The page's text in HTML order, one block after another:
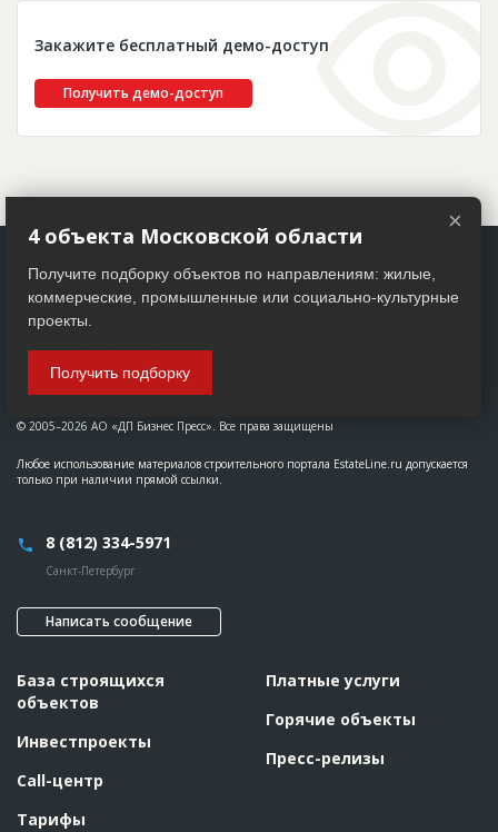
Закажите бесплатный демо-доступ
Получить демо-доступ
© 2005–2026 АО «ДП Бизнес Пресс». Все права защищены
Любое использование материалов строительного портала EstateLine.ru допускается
только при наличии прямой ссылки.
8 (812) 334-5971
Санкт-Петербург
Написать сообщение
База строящихся
объектов
Инвестпроекты
Call-центр
Тарифы
Платные услуги
Горячие объекты
Пресс-релизы
×
4 объекта Московской области
Получите подборку объектов по направлениям: жилые,
коммерческие, промышленные или социально-культурные
проекты.
Получить подборку